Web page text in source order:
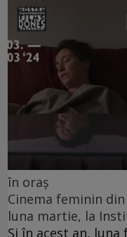
în oraș
Cinema feminin
luna martie, la
Și în acest an,